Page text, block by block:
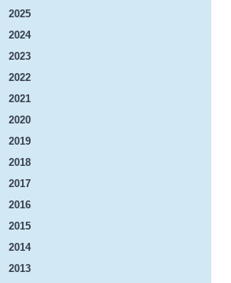
2025
2024
2023
2022
2021
2020
2019
2018
2017
2016
2015
2014
2013